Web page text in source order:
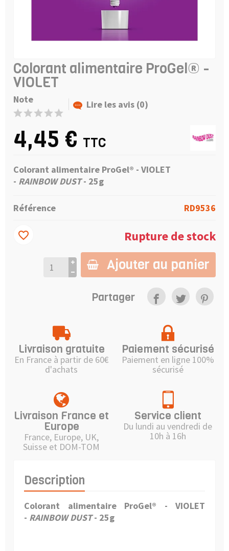
Colorant alimentaire ProGel® -
VIOLET
Note Lire les avis (0)
4,45 € TTC
Colorant alimentaire ProGel® - VIOLET
- RAINBOW DUST- 25g
Référence RD9536
Rupture de stock
Ajouter au panier
favorite_border
Partager
Livraison gratuite
En France à partir de 60€
d'achats
Paiement sécurisé
Paiement en ligne 100%
sécurisé
Livraison France et
Europe
France, Europe, UK,
Suisse et DOM-TOM
Service client
Du lundi au vendredi de
10h à 16h
Description
Colorant alimentaire ProGel® - VIOLET
- RAINBOW DUST- 25g